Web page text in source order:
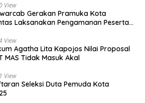
View
Gerakan Pramuka Kota
Laksanakan Pengamanan Peserta
View
Agatha Lita Kapojos Nilai Proposal
MAS Tidak Masuk Akal
View
Seleksi Duta Pemuda Kota